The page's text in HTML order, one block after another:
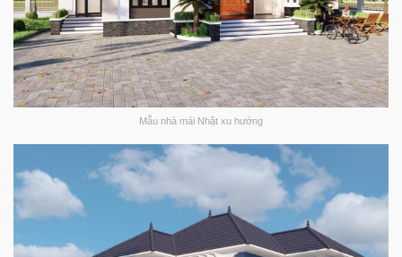
Mẫu nhà mái Nhật xu hướng